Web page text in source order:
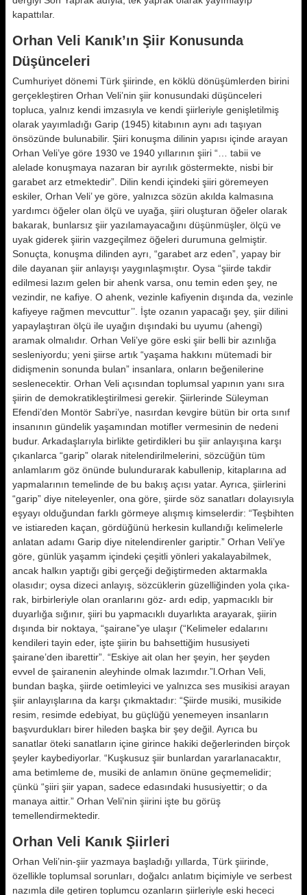
kapattılar.
Orhan Veli Kanık’ın Şiir Konusunda
Düşünceleri
Cumhuriyet dönemi Türk şiirinde, en köklü dönüşümlerden birini
gerçekleş­tiren Orhan Veli’nin şiir konusunda­ki düşünceleri
topluca, yalnız kendi imzasıyla ve kendi şiirleriyle genişle­tilmiş
olarak yayımladığı Garip (1945) kitabının aynı adı taşıyan
önsözünde bulunabilir. Şiiri konuşma dilinin ya­pısı içinde arayan
Orhan Veli’ye gö­re 1930 ve 1940 yıllarının şiiri “… ta­bii ve
alelade konuşmaya nazaran bir ayrılık göstermekte, nisbi bir
garabet arz etmektedir”. Dilin kendi içindeki şiiri göremeyen
eskiler, Orhan Veli’ ye göre, yalnızca sözün akılda kalmasına
yardımcı öğeler olan ölçü ve uya­ğa, şiiri oluşturan öğeler olarak
baka­rak, bunlarsız şiir yazılamayacağını düşünmüşler, ölçü ve
uyak giderek şi­irin vazgeçilmez öğeleri durumuna gelmiştir.
Sonuçta, konuşma dilinden ayrı, “garabet arz eden”, yapay bir
dile dayanan şiir anlayışı yaygınlaş­mıştır. Oysa “şiirde takdir
edilmesi la­zım gelen bir ahenk varsa, onu temin eden şey, ne
vezindir, ne kafiye. O ahenk, vezinle kafiyenin dışında da, vezinle
kafiyeye rağmen mevcuttur’’. İşte ozanın yapacağı şey, şiir dilini
ya­paylaştıran ölçü ile uyağın dışındaki bu uyumu (ahengi)
aramak olmalıdır. Orhan Veli’ye göre eski şiir belli bir azınlığa
sesleniyordu; yeni şiirse ar­tık “yaşama hakkını mütemadi bir
didişmenin sonunda bulan” insanlara, onların beğenilerine
seslenecektir. Orhan Veli açısından toplumsal yapı­nın yanı sıra
şiirin de demokratikleş­tirilmesi gerekir. Şiirlerinde Süley­man
Efendi’den Montör Sabri’ye, na­sırdan kevgire bütün bir orta sınıf
in­sanının gündelik yaşamından motifler vermesinin de nedeni
budur. Arka­daşlarıyla birlikte getirdikleri bu şiir anlayışına karşı
çıkanlarca “garip” olarak nitelendirilmelerini, sözcüğün tüm
anlamlarım göz önünde bulundurarak kabullenip, kitaplarına ad
yap­malarının temelinde de bu bakış açı­sı yatar. Ayrıca, şiirlerini
“garip” di­ye niteleyenler, ona göre, şiirde söz sanatları dolayısıyla
eşyayı olduğun­dan farklı görmeye alışmış kimseler­dir: “Teşbihten
ve istiareden kaçan, gördüğünü herkesin kullandığı kelime­lerle
anlatan adamı Garip diye nite­lendirenler gariptir.” Orhan Veli’ye
göre, günlük yaşamm içindeki çeşitli yönleri yakalayabilmek,
ancak halkın yaptığı gibi gerçeği değiştirmeden ak­tarmakla
olasıdır; oysa dizeci anlayış, sözcüklerin güzelliğinden yola çıka­
rak, birbirleriyle olan oranlarını göz- ardı edip, yapmacıklı bir
duyarlığa sı­ğınır, şiiri bu yapmacıklı duyarlıkta arayarak, şiirin
dışında bir noktaya, “şairane”ye ulaşır (“Kelimeler edala­rını
kendileri tayin eder, işte şiirin bu bahsettiğim hususiyeti
şairane’den ibarettir”. “Eskiye ait olan her şeyin, her şeyden
evvel de şairanenin aley­hinde olmak lazımdır.”l.Orhan Veli,
bundan başka, şiirde oetimleyici ve yalnızca ses musikisi arayan
şiir an­layışlarına da karşı çıkmaktadır: “Şi­irde musiki, musikide
resim, resimde edebiyat, bu güçlüğü yenemeyen insan­ların
başvurdukları birer hileden baş­ka bir şey değil. Ayrıca bu
sanatlar öteki sanatların içine girince hakiki değerlerinden birçok
şeyler kaybedi­yorlar. “Kuşkusuz şiir bunlardan ya­rarlanacaktır,
ama betimleme de, mu­siki de anlamın önüne geçmemelidir;
çünkü “şiiri şiir yapan, sadece eda­sındaki hususiyettir; o da
manaya ait­tir.” Orhan Veli’nin şiirini işte bu gö­rüş
temellendirmektedir.
Orhan Veli Kanık Şiirleri
Orhan Veli’nin-şiir yazmaya başladı­ğı yıllarda, Türk şiirinde,
özellikle top­lumsal sorunları, doğalcı anlatım bi­çimiyle ve serbest
nazımla dile geti­ren toplumcu ozanların şiirleriyle es­ki hececi